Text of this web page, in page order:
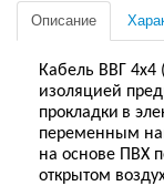
Описание
Кабель ВВГ 4х4
изоляцией
прокладки в
переменным
на основе ПВХ
открытом